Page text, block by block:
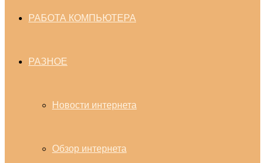
РАБОТА КОМПЬЮТЕРА
РАЗНОЕ
Новости интернета
Обзор интернета